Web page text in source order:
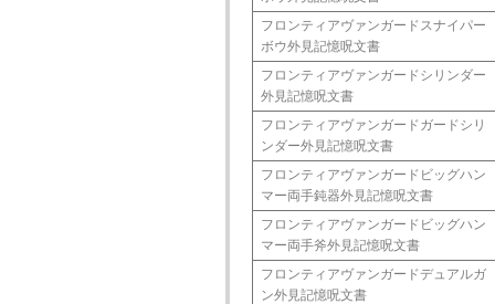
フロンティアヴァンガードスナイパー
ボウ外見記憶呪文書
フロンティアヴァンガードシリンダー
外見記憶呪文書
フロンティアヴァンガードガードシリ
ンダー外見記憶呪文書
フロンティアヴァンガードビッグハン
マー両手鈍器外見記憶呪文書
フロンティアヴァンガードビッグハン
マー両手斧外見記憶呪文書
フロンティアヴァンガードデュアルガ
ン外見記憶呪文書